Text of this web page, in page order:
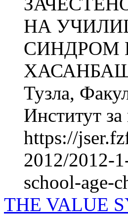
НА
СИНДРОМ
Тузла,
Институт
https://
2012/2012-
school-age-
THE VALUE